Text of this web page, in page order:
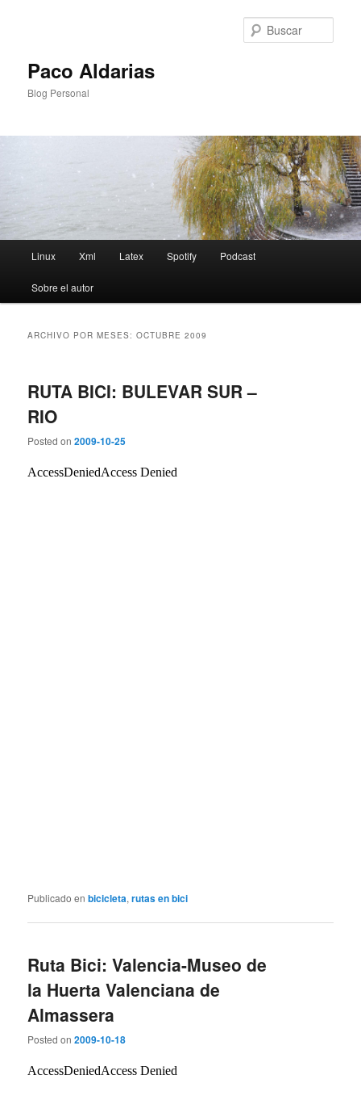
Paco Aldarias
Blog Personal
principal
Linux Xml Latex Spotify Podcast
Sobre el autor
ARCHIVO POR MESES:OCTUBRE 2009
RUTA BICI: BULEVAR SUR –
RIO
Posted on2009-10-25
Publicado en bicicleta,rutas en bici
Ruta Bici: Valencia-Museo de
la Huerta Valenciana de
Almassera
Posted on2009-10-18